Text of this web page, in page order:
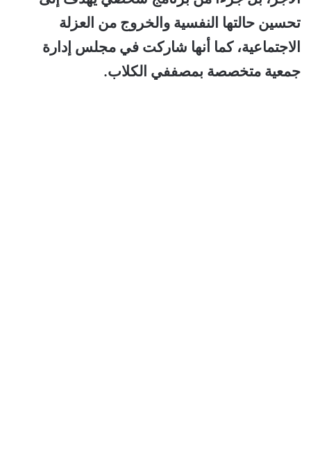
تحسين حالتها النفسية والخروج من العزلة
الاجتماعية، كما أنها شاركت في مجلس إدارة
جمعية متخصصة بمصففي الكلاب.